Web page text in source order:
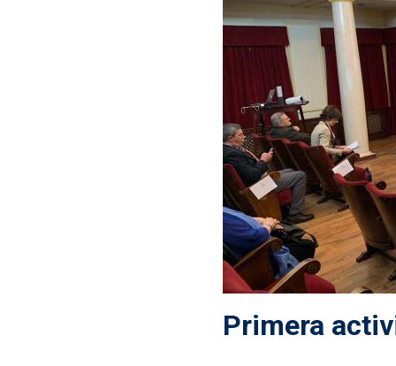
Primera